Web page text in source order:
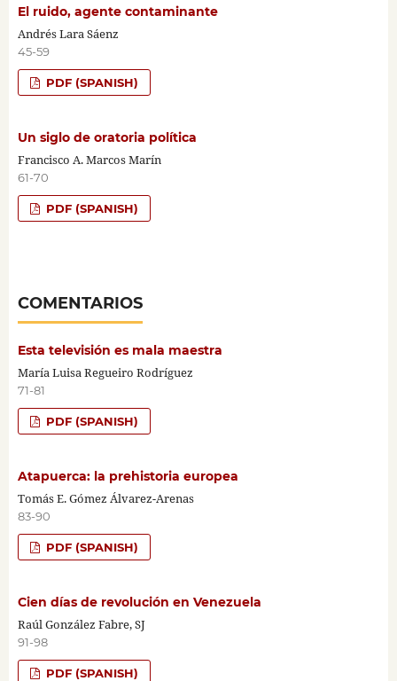
El ruido, agente contaminante
Andrés Lara Sáenz
45-59
PDF (SPANISH)
Un siglo de oratoria política
Francisco A. Marcos Marín
61-70
PDF (SPANISH)
COMENTARIOS
Esta televisión es mala maestra
María Luisa Regueiro Rodríguez
71-81
PDF (SPANISH)
Atapuerca: la prehistoria europea
Tomás E. Gómez Álvarez-Arenas
83-90
PDF (SPANISH)
Cien días de revolución en Venezuela
Raúl González Fabre, SJ
91-98
PDF (SPANISH)